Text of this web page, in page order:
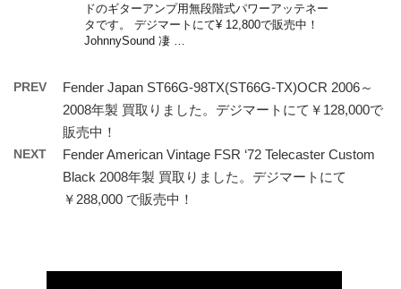
ドのギターアンプ用無段階式パワーアッテネー
タです。 デジマートにて¥ 12,800で販売中！
JohnnySound 凄 …
PREV
Fender Japan ST66G-98TX(ST66G-TX)OCR 2006～
2008年製 買取りました。デジマートにて￥128,000で
販売中！
NEXT
Fender American Vintage FSR ‘72 Telecaster Custom
Black 2008年製 買取りました。デジマートにて
￥288,000 で販売中！